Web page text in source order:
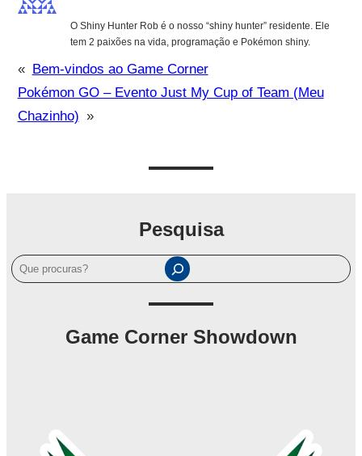
O Shiny Hunter Rob é o nosso “shiny hunter” residente. Ele
tem 2 paixões na vida, programação e Pokémon shiny.
« Bem-vindos ao Game Corner
Pokémon GO – Evento Just My Cup of Team (Meu
Chazinho) »
Pesquisa
P
e
Game Corner Showdown